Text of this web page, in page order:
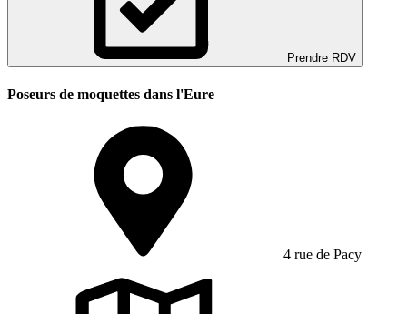
Prendre RDV
Poseurs de moquettes dans l'Eure
4 rue de Pacy